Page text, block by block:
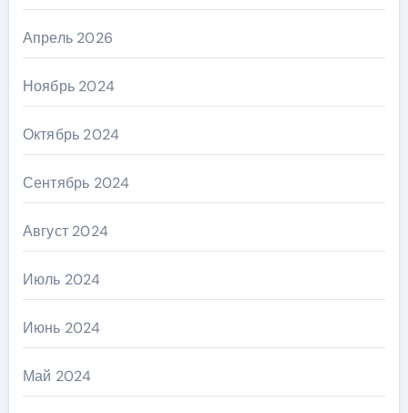
Апрель 2026
Ноябрь 2024
Октябрь 2024
Сентябрь 2024
Август 2024
Июль 2024
Июнь 2024
Май 2024